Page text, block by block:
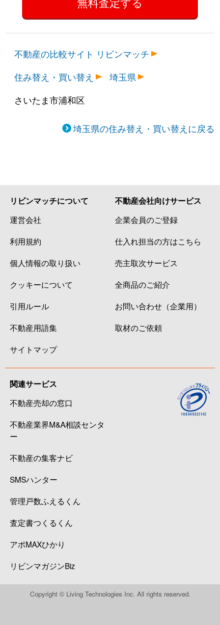
不動産の比較サイト リビンマッチ
住み替え・買い替え
埼玉県
さいたま市浦和区
埼玉県の住み替え・買い替えに戻る
リビンマッチについて
運営会社
利用規約
個人情報の取り扱い
クッキーについて
引用ルール
不動産用語集
サイトマップ
不動産会社向けサービス
企業会員のご登録
仕入れ担当の方はこちら
売主取次サービス
全商品のご紹介
お問い合わせ（企業用）
取材のご依頼
関連サービス
不動産売却の窓口
不動産業界M&A相談センタ
ー
不動産の集客ナビ
SMSハンター
管理戸数ふえるくん
査定書つくるくん
アポMAXひかり
リビンマガジンBiz
Copyright © Living Technologies Inc. All rights reserved.